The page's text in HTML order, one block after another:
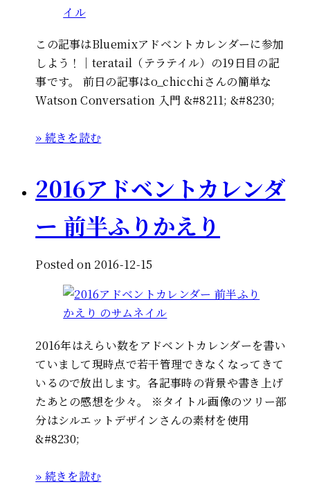
この記事はBluemixアドベントカレンダーに参加
しよう！｜teratail（テラテイル）の19日目の記
事です。 前日の記事はo_chicchiさんの簡単な
Watson Conversation 入門 &#8211; &#8230;
» 続きを読む
2016アドベントカレンダ
ー 前半ふりかえり
Posted on 2016-12-15
2016年はえらい数をアドベントカレンダーを書い
ていまして現時点で若干管理できなくなってきて
いるので放出します。各記事時の背景や書き上げ
たあとの感想を少々。 ※タイトル画像のツリー部
分はシルエットデザインさんの素材を使用
&#8230;
» 続きを読む